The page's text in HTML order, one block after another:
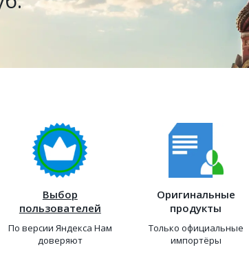
Выбор
пользователей
По версии Яндекса Нам
доверяют
Оригинальные
продукты
Только официальные
импортёры